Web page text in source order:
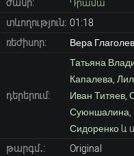
ժանր:
Դրամա
տևողություն: 01:18
ռեժիսոր:
Вера
դերերում:
Татьяна
Капалева
Иван Титяев,
Суюншалина
Сидоренкоև
թարգմ․:
Original